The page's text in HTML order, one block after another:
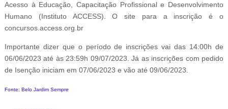
Acesso à Educação, Capacitação Profissional e Desenvolvimento
Humano (Instituto ACCESS). O site para a inscrição é o
concursos.access.org.br
Importante dizer que o período de inscrições vai das 14:00h de
06/06/2023 até às 23:59h 09/07/2023. Já as inscrições com pedido
de Isenção iniciam em 07/06/2023 e vão até 09/06/2023.
Fonte: Belo Jardim Sempre